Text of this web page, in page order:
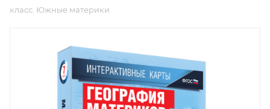
класс. Южные материки